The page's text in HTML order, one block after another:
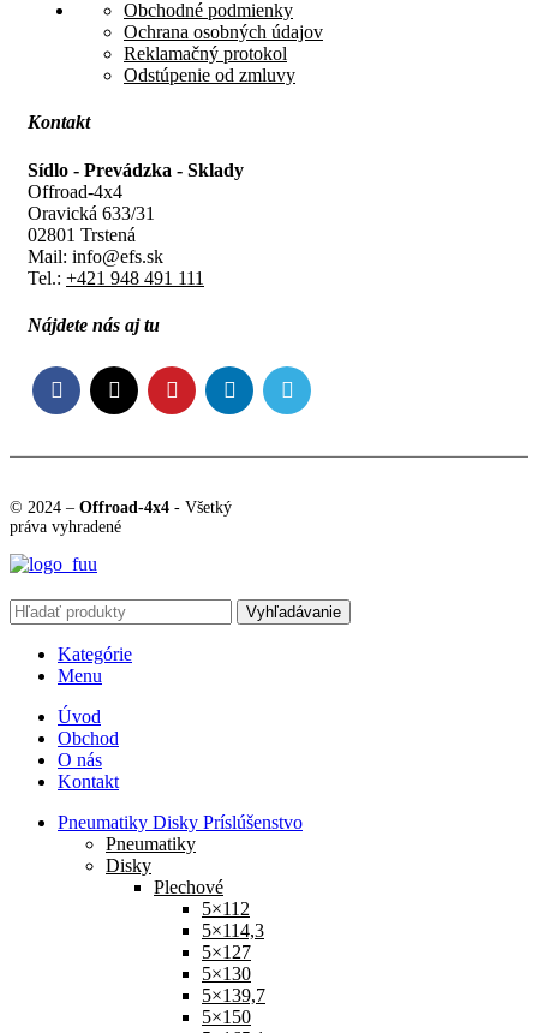
Obchodné podmienky
Ochrana osobných údajov
Reklamačný protokol
Odstúpenie od zmluvy
Kontakt
Sídlo - Prevádzka - Sklady
Offroad-4x4
Oravická 633/31
02801 Trstená
Mail: info@efs.sk
Tel.: +421 948 491 111
Nájdete nás aj tu
© 2024 – Offroad-4x4 - Všetký
práva vyhradené
Vyhľadávanie
Kategórie
Menu
Úvod
Obchod
O nás
Kontakt
Pneumatiky Disky Príslúšenstvo
Pneumatiky
Disky
Plechové
5×112
5×114,3
5×127
5×130
5×139,7
5×150